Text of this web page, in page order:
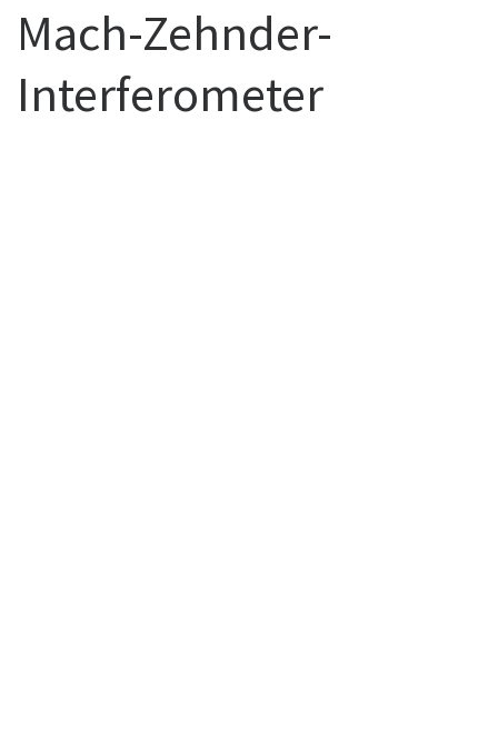
Mach-Zehnder-
Interferometer